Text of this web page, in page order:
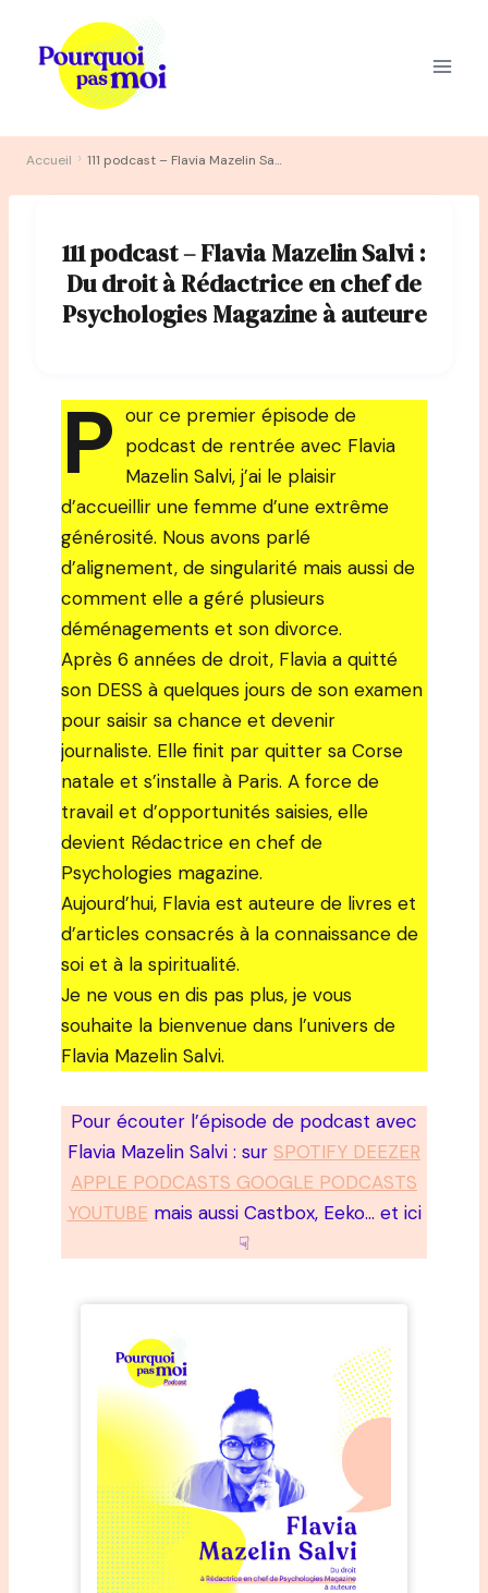
contenu
Accueil › 111 podcast – Flavia Mazelin Salvi : Du droit à Rédactrice en chef de Psychologies Magazine à auteure
111 podcast – Flavia Mazelin Salvi :
Du droit à Rédactrice en chef de
Psychologies Magazine à auteure
P our ce premier épisode de
podcast de rentrée avec Flavia
Mazelin Salvi, j’ai le plaisir
d’accueillir une femme d’une extrême
générosité. Nous avons parlé
d’alignement, de singularité mais aussi de
comment elle a géré plusieurs
déménagements et son divorce.
Après 6 années de droit, Flavia a quitté
son DESS à quelques jours de son examen
pour saisir sa chance et devenir
journaliste. Elle finit par quitter sa Corse
natale et s’installe à Paris. A force de
travail et d’opportunités saisies, elle
devient Rédactrice en chef de
Psychologies magazine.
Aujourd’hui, Flavia est auteure de livres et
d’articles consacrés à la connaissance de
soi et à la spiritualité.
Je ne vous en dis pas plus, je vous
souhaite la bienvenue dans l’univers de
Flavia Mazelin Salvi.
Pour écouter l’épisode de podcast avec
Flavia Mazelin Salvi : sur SPOTIFY DEEZER
APPLE PODCASTS GOOGLE PODCASTS
YOUTUBE mais aussi Castbox, Eeko… et ici
☟